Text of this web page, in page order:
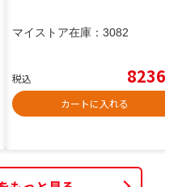
マイストア在庫： 3082
税込 8236
カートに入れる